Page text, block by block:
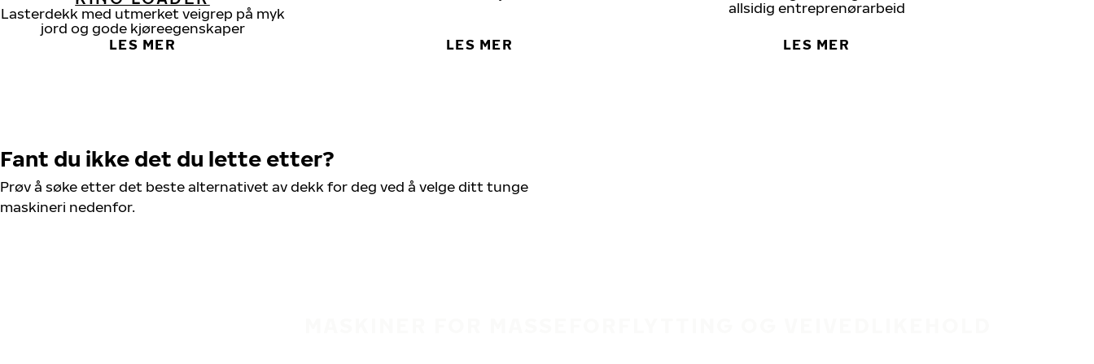
Lasterdekk med utmerket veigrep på myk
jord og gode kjøreegenskaper
LES MER
LES MER
allsidig entreprenørarbeid
LES MER
Fant du ikke det du lette etter?
Prøv å søke etter det beste alternativet av dekk for deg ved å velge ditt tunge
maskineri nedenfor.